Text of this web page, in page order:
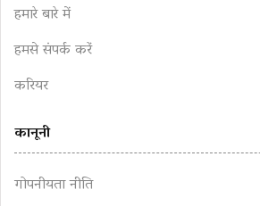
हमारे बारे में
हमसे संपर्क करें
करियर
कानूनी
गोपनीयता नीति